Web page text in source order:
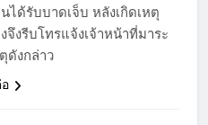
นได้รับบาดเจ็บ หลังเกิดเหตุ
จึงรีบโทรแจ้งเจ้าหน้าที่มาระ
ดังกล่าว